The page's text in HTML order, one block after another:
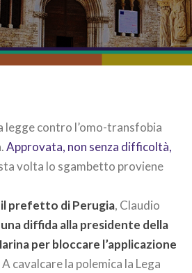
legge contro l’omo-transfobia
Approvata, non senza difficoltà,
volta lo sgambetto proviene
il prefetto di Perugia, Claudio
diffida alla presidente della
per bloccare l’applicazione
A cavalcare la polemica la Lega